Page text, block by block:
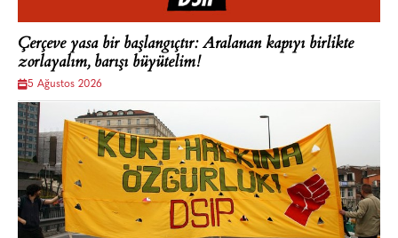
Çerçeve yasa bir başlangıçtır: Aralanan kapıyı birlikte
zorlayalım, barışı büyütelim!
5 Ağustos 2026